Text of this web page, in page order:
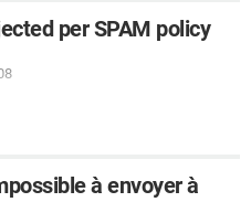
per SPAM policy
à envoyer à